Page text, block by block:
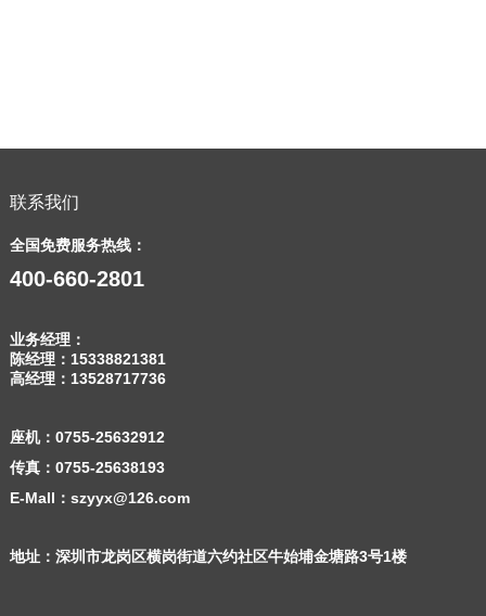
联系我们
全国免费服务热线：
400-660-2801
业务经理：
陈经理： 15338821381
高经理： 13528717736
座机： 0755-25632912
传真：0755-25638193
E-Mall：szyyx@126.com
地址：深圳市龙岗区横岗街道六约社区牛始埔金塘路3号1楼